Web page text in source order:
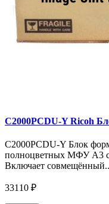
C2000PCDU-Y Ricoh
C2000PCDU-Y Блок
полноцветных МФУ A3
Включает совмещённый..
33110 ₽